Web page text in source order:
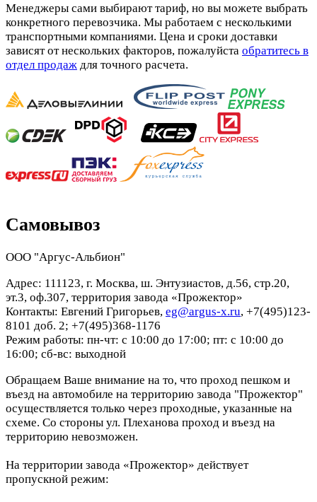
Менеджеры сами выбирают тариф, но вы можете выбрать
конкретного перевозчика. Мы работаем с несколькими
транспортными компаниями. Цена и сроки доставки
зависят от нескольких факторов, пожалуйста обратитесь в
отдел продаж для точного расчета.
Самовывоз
ООО "Аргус-Альбион"
Адрес: 111123, г. Москва, ш. Энтузиастов, д.56, стр.20,
эт.3, оф.307, территория завода «Прожектор»
Контакты: Евгений Григорьев, eg@argus-x.ru, +7(495)123-
8101 доб. 2; +7(495)368-1176
Режим работы: пн-чт: с 10:00 до 17:00; пт: с 10:00 до
16:00; сб-вс: выходной
Обращаем Ваше внимание на то, что проход пешком и
въезд на автомобиле на территорию завода "Прожектор"
осуществляется только через проходные, указанные на
схеме. Со стороны ул. Плеханова проход и въезд на
территорию невозможен.
На территории завода «Прожектор» действует
пропускной режим: